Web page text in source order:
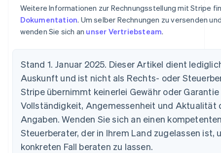
Weitere Informationen zur Rechnungsstellung mit Stripe
Dokumentation. Um selber Rechnungen zu versenden
wenden Sie sich an unser Vertriebsteam.
Stand 1. Januar 2025. Dieser Artikel dient
Auskunft und ist nicht als Rechts- oder
Stripe übernimmt keinerlei Gewähr oder
Vollständigkeit, Angemessenheit und Aktualität
Angaben. Wenden Sie sich an einen
Steuerberater, der in Ihrem Land zugelassen ist,
konkreten Fall beraten zu lassen.
English
Indien
English
English
ItalianoEnglish
Japan
Kanada
EnglishFrançais
Kroatien
English
Lettland
English